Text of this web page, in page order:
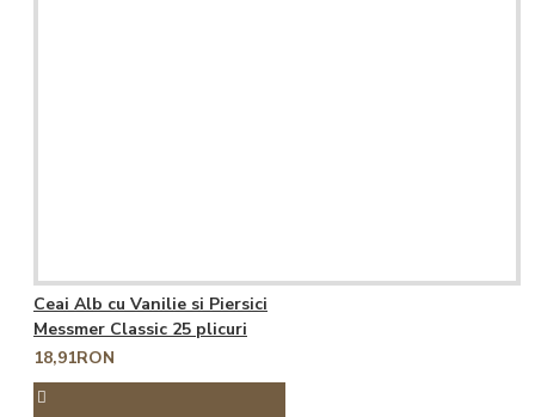
Ceai Alb cu Vanilie si Piersici
Messmer Classic 25 plicuri
18,91RON